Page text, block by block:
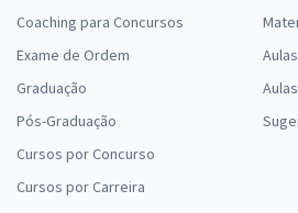
Coaching para Concursos
Exame de Ordem
Graduação
Pós-Graduação
Cursos por Concurso
Cursos por Carreira